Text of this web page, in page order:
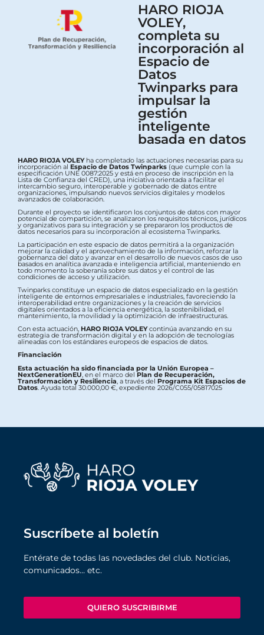
HARO RIOJA
VOLEY,
completa su
incorporación al
Espacio de
Datos
Twinparks para
impulsar la
gestión
inteligente
basada en datos
HARO RIOJA VOLEYha completado las actuaciones necesarias para su
incorporación al Espacio de Datos Twinparks (que cumple con la
especificación UNE 0087:2025 y está en proceso de inscripción en la
Lista de Confianza del CRED), una iniciativa orientada a facilitar el
intercambio seguro, interoperable y gobernado de datos entre
organizaciones, impulsando nuevos servicios digitales y modelos
avanzados de colaboración.
Durante el proyecto se identificaron los conjuntos de datos con mayor
potencial de compartición, se analizaron los requisitos técnicos, jurídicos
y organizativos para su integración y se prepararon los productos de
datos necesarios para su incorporación al ecosistema Twinparks.
La participación en este espacio de datos permitirá a la organización
mejorar la calidad y el aprovechamiento de la información, reforzar la
gobernanza del dato y avanzar en el desarrollo de nuevos casos de uso
basados en analítica avanzada e inteligencia artificial, manteniendo en
todo momento la soberanía sobre sus datos y el control de las
condiciones de acceso y utilización.
Twinparks constituye un espacio de datos especializado en la gestión
inteligente de entornos empresariales e industriales, favoreciendo la
interoperabilidad entre organizaciones y la creación de servicios
digitales orientados a la eficiencia energética, la sostenibilidad, el
mantenimiento, la movilidad y la optimización de infraestructuras.
Con esta actuación, HARO RIOJA VOLEYcontinúa avanzando en su
estrategia de transformación digital y en la adopción de tecnologías
alineadas con los estándares europeos de espacios de datos.
Financiación
Esta actuación ha sido financiada por la Unión Europea –
NextGenerationEU , en el marco delPlan de Recuperación,
Transformación y Resiliencia , a través del Programa Kit Espacios de
Datos . Ayuda total 30.000,00 €, expediente 2026/C055/05817025
Suscríbete al boletín
Entérate de todas las novedades del club. Noticias,
comunicados… etc.
QUIERO SUSCRIBIRME